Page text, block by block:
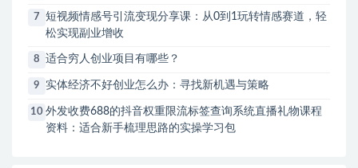
7
短视频情感号引流变现分享课：从0到1玩转情感赛道，轻
松实现副业增收
8 适合穷人创业项目有哪些？
9 实体经济不好创业怎么办：寻找新机遇与策略
10 外发收费688的抖音权重限流标签查询系统直播礼物课程
资料：适合新手梳理思路的实操学习包